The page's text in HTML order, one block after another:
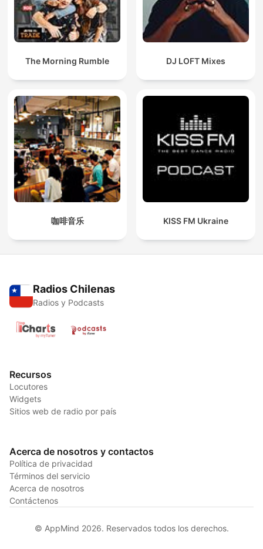
The Morning Rumble DJ LOFT Mixes
咖啡音乐 KISS FM Ukraine
Radios Chilenas
Radios y Podcasts
Recursos
Locutores
Widgets
Sitios web de radio por país
Acerca de nosotros y contactos
Política de privacidad
Términos del servicio
Acerca de nosotros
Contáctenos
© AppMind 2026. Reservados todos los derechos.